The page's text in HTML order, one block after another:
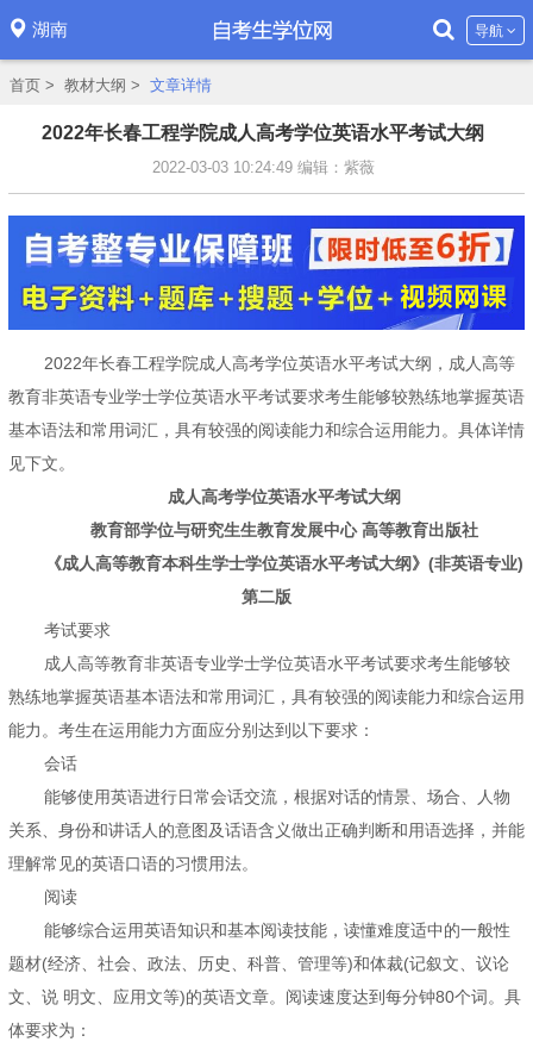
湖南 导航
首页 > 教材大纲 > 文章详情
2022年长春工程学院成人高考学位英语水平考试大纲
2022-03-03 10:24:49 编辑：紫薇
2022年长春工程学院成人高考学位英语水平考试大纲，成人高等
教育非英语专业学士学位英语水平考试要求考生能够较熟练地掌握英语
基本语法和常用词汇，具有较强的阅读能力和综合运用能力。具体详情
见下文。
成人高考学位英语水平考试大纲
教育部学位与研究生生教育发展中心 高等教育出版社
《成人高等教育本科生学士学位英语水平考试大纲》(非英语专业)
第二版
考试要求
成人高等教育非英语专业学士学位英语水平考试要求考生能够较
熟练地掌握英语基本语法和常用词汇，具有较强的阅读能力和综合运用
能力。考生在运用能力方面应分别达到以下要求：
会话
能够使用英语进行日常会话交流，根据对话的情景、场合、人物
关系、身份和讲话人的意图及话语含义做出正确判断和用语选择，并能
理解常见的英语口语的习惯用法。
阅读
能够综合运用英语知识和基本阅读技能，读懂难度适中的一般性
题材(经济、社会、政法、历史、科普、管理等)和体裁(记叙文、议论
文、说 明文、应用文等)的英语文章。阅读速度达到每分钟80个词。具
体要求为：